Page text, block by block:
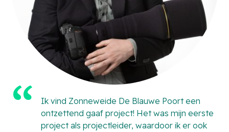
Ik vind Zonneweide De Blauwe Poort een
ontzettend gaaf project! Het was mijn eerste
project als projectleider, waardoor ik er ook